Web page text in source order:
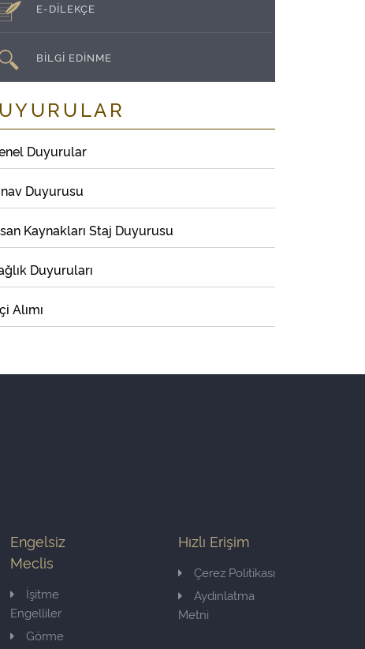
E-DİLEKÇE
BİLGİ EDİNME
Duyurular
Duyurusu
Kaynakları Staj Duyurusu
Duyuruları
Alımı
Engelsiz
Meclis
İşitme
Engelliler
Görme
Hızlı Erişim
Çerez Politikası
Aydınlatma
Metni